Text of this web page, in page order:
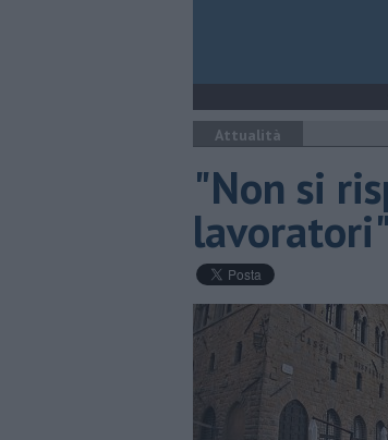
Attualità
"Non si